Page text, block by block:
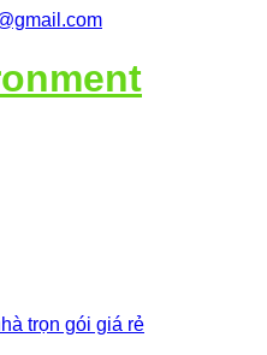
trọn gói giá rẻ